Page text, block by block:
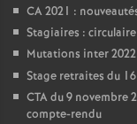
CA 2021 :
Stagiaires : circulaire
Mutations inter 2022
Stage retraites du
CTA du 9 novembre
compte-rendu